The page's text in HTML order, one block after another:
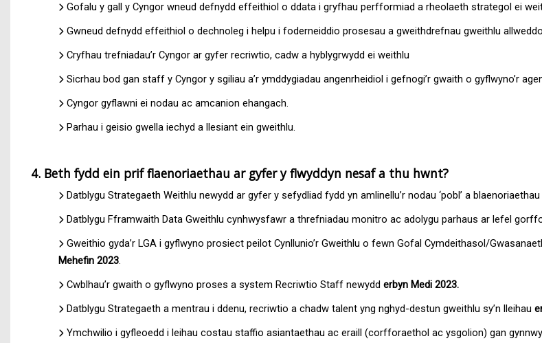
Gofalu y gall y Cyngor wneud defnydd effeithiol o ddata i gryfhau perfformiad a rheolaeth strategol ei
Gwneud defnydd effeithiol o dechnoleg i helpu i foderneiddio prosesau a gweithdrefnau gweithlu
Cryfhau trefniadau’r Cyngor ar gyfer recriwtio, cadw a hyblygrwydd ei weithlu
Sicrhau bod gan staff y Cyngor y sgiliau a’r ymddygiadau angenrheidiol i gefnogi’r gwaith o gyflwyno’r
Cyngor gyflawni ei nodau ac amcanion ehangach.
Parhau i geisio gwella iechyd a llesiant ein gweithlu.
4. Beth fydd ein prif flaenoriaethau ar gyfer y flwyddyn nesaf a thu hwnt?
Datblygu Strategaeth Weithlu newydd ar gyfer y sefydliad fydd yn amlinellu’r nodau ‘pobl’ a
Datblygu Fframwaith Data Gweithlu cynhwysfawr a threfniadau monitro ac adolygu parhaus ar lefel
Gweithio gyda’r LGA i gyflwyno prosiect peilot Cynllunio’r Gweithlu o fewn Gofal Cymdeithasol/
Mehefin 2023.
Cwblhau’r gwaith o gyflwyno proses a system Recriwtio Staff newydd erbyn Medi 2023.
Datblygu Strategaeth a mentrau i ddenu, recriwtio a chadw talent yng nghyd-destun gweithlu sy’n lleihau
Ymchwilio i gyfleoedd i leihau costau staffio asiantaethau ac eraill (corfforaethol ac ysgolion) gan